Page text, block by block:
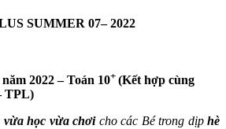
SUMMER 07– 2022
2022 – Toán 10+ (Kết hợp cùng
TPL)
vừa học vừa chơi cho các Bé trong dịphè